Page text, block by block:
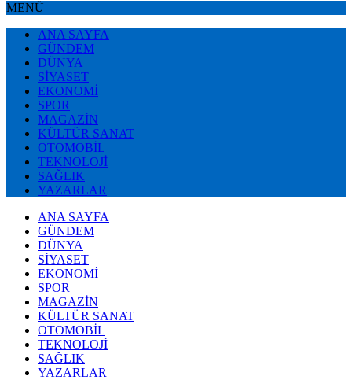
MENÜ
ANA SAYFA
GÜNDEM
DÜNYA
SİYASET
EKONOMİ
SPOR
MAGAZİN
KÜLTÜR SANAT
OTOMOBİL
TEKNOLOJİ
SAĞLIK
YAZARLAR
ANA SAYFA
GÜNDEM
DÜNYA
SİYASET
EKONOMİ
SPOR
MAGAZİN
KÜLTÜR SANAT
OTOMOBİL
TEKNOLOJİ
SAĞLIK
YAZARLAR